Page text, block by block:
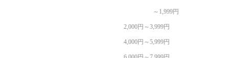
～1,999円
2,000円～3,999円
4,000円～5,999円